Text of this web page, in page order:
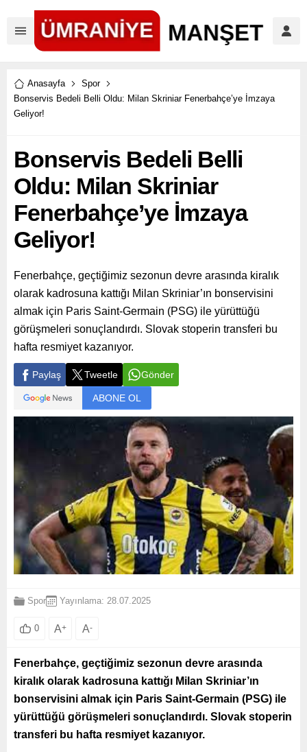
Anasayfa
Spor
Bonservis Bedeli Belli Oldu: Milan Skriniar Fenerbahçe’ye İmzaya
Geliyor!
Bonservis Bedeli Belli
Oldu: Milan Skriniar
Fenerbahçe’ye İmzaya
Geliyor!
Fenerbahçe, geçtiğimiz sezonun devre arasında kiralık
olarak kadrosuna kattığı Milan Skriniar’ın bonservisini
almak için Paris Saint-Germain (PSG) ile yürüttüğü
görüşmeleri sonuçlandırdı. Slovak stoperin transferi bu
hafta resmiyet kazanıyor.
Paylaş Tweetle Gönder
ABONE OL
Spor Yayınlama: 28.07.2025
0 A+ A-
Fenerbahçe, geçtiğimiz sezonun devre arasında
kiralık olarak kadrosuna kattığı Milan Skriniar’ın
bonservisini almak için Paris Saint-Germain (PSG) ile
yürüttüğü görüşmeleri sonuçlandırdı. Slovak stoperin
transferi bu hafta resmiyet kazanıyor.